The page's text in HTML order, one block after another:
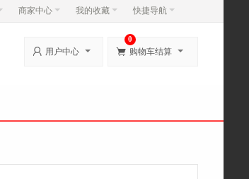
商家中心 我的收藏 快捷导航
 用户中心  购物车结算
0